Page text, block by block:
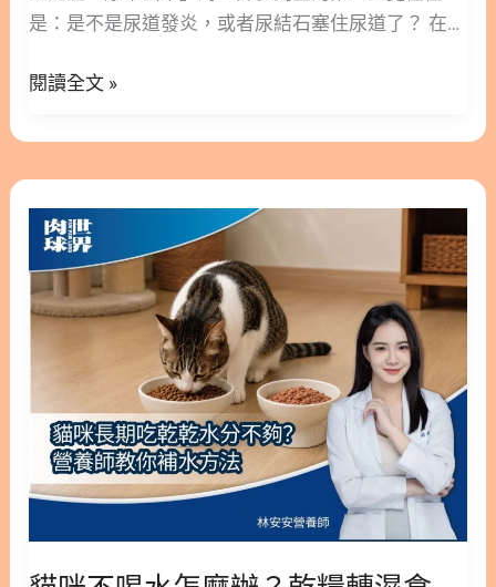
大？4 大隱形危機解析 狗狗的關節需求與其現代生活
型態、先天體型及基因息息相關。以下是導致狗狗容
易罹患關節疾病的四大主因： 1.1. 高強度的物理衝擊
的體重負擔 龐大的體型和體重，意味著軟骨需要承受
更多的壓迫，磨損速度自然更快。 🔬 臨床實證： 根
據科學文獻統計，特定大型犬種（如黃金獵犬、拉布
拉多、德國牧羊犬）罹患**退化性關節炎
（Osteoarthritis, OA）**的比例，遠高於一般小型犬
(1)。 1.3. 先天基因與骨關節弱勢 許多犬種先天就帶
有高風險的遺傳性關節發育不良問題。例如：遺傳性
髖關節發育不良（CHD）以及肘關節發育不良
（ED）。其中，鬆獅犬的異常率高達 48.6%，位居所
有犬種之冠；而羅威納、伯恩山犬、黃金獵犬等，也
是：是不是尿道發炎，或者尿結石塞住尿道了？ 在累
家長反覆面臨貓咪泌尿道問題復發的困擾。其實，根
兇，第一名並不是細菌感染，而是看不見的「情緒與
壓力」！ 今天，我們將從營養學與臨床實證的角度，
深入解析壓力是如何影響貓咪排尿，以及該如何透過
日常的機能營養，從根本舒緩貓咪的泌尿道困境。 版
本閱讀>> 貓咪為什麼突然尿不出來！情緒壓力造成
排尿不順可以如何舒緩？ 隱藏/顯示內容目錄 內容目
錄 : 顯示/隱藏 1. 尿不出來的真實原因：臨床實證中
的「貓自發性膀胱炎 (FIC)」 2. 破解迷思：為什麼貓
咪泌尿道保養不能只吃蔓越莓？ 3. 打造無壓泌尿環
境：關鍵機能營養成分解析 3.1 舒緩緊迫神經：色胺
酸與 GABA 3.2 重建膀胱防護罩：NAG 與多重抑菌成
分 4. 營養師總結：從「大腦」出發的整體健康管理
5. 貓咪補水與泌尿道延伸閱讀 6. 貓咪排尿與泌尿道
「貓自發性膀胱炎 (FIC)」 年輕到中年的貓咪，單純
力
排
不
順
的
舒
緩
對
策
閱讀全文 »
咪
不
喝
水
辦？
轉